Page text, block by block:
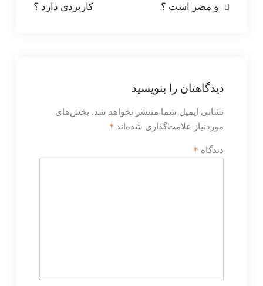
نوشته
کاربردی دارد ؟
و مضر است ؟
دیدگاهتان را بنویسید
نشانی ایمیل شما منتشر نخواهد شد. بخش‌های
موردنیاز علامت‌گذاری شده‌اند *
دیدگاه *